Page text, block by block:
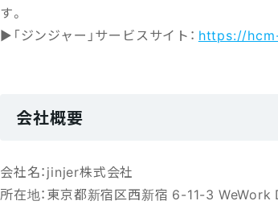
す。
▶「ジンジャー」サービスサイト： https://
会社概要
会社名：jinjer株式会社
所在地：東京都新宿区西新宿 6-11-3 WeWork